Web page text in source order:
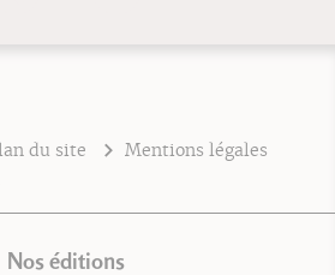
du site
Mentions légales
Nos éditions